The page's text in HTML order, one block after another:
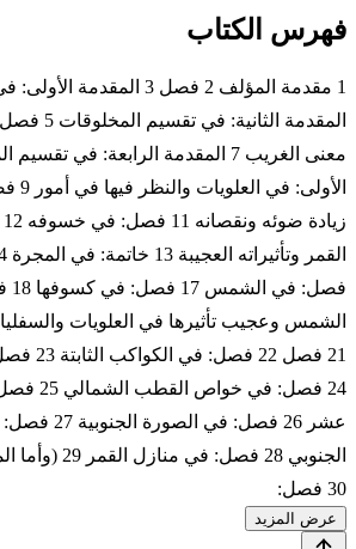
فهرس الكتاب
21 فصل
24 فصل:
عشر 26 فصل:
الجنوبي 28 فصل:
30 فصل:
عرض المزيد